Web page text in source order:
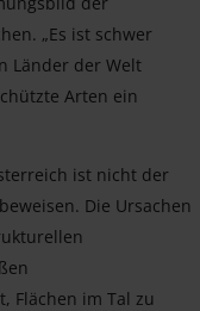
„Es ist schwer
Länder der Welt
Arten ein
ist nicht der
Die Ursachen
Flächen im Tal zu